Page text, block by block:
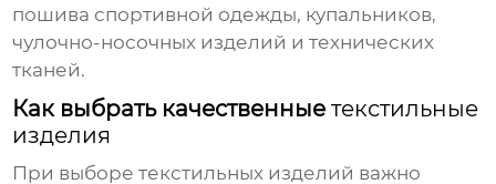
пошива спортивной одежды, купальников,
чулочно-носочных изделий и технических
тканей.
Как выбрать качественныетекстильные
изделия
При выборетекстильных изделий важно